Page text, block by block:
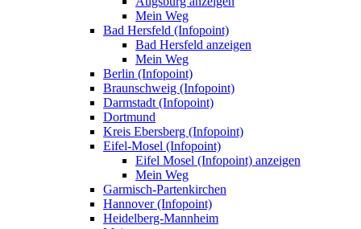
Mein Weg
Bad Hersfeld (Infopoint)
Bad Hersfeld anzeigen
Mein Weg
Berlin (Infopoint)
Braunschweig (Infopoint)
Darmstadt (Infopoint)
Dortmund
Kreis Ebersberg (Infopoint)
Eifel-Mosel (Infopoint)
Eifel Mosel (Infopoint) anzeigen
Mein Weg
Garmisch-Partenkirchen
Hannover (Infopoint)
Heidelberg-Mannheim